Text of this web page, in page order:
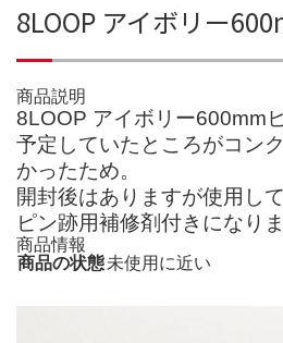
8LOOP アイボリー
商品説明
8LOOP アイボリー600mm
予定していたところがコン
かったため。
開封後はありますが使用し
ピン跡用補修剤付きになりま
商品情報
商品の状態未使用に近い